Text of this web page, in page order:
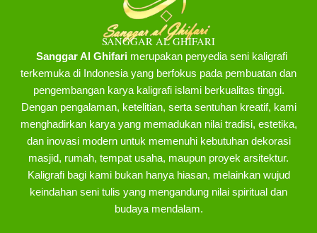
SANGGAR AL GHIFARI
Sanggar Al Ghifarimerupakan penyedia seni kaligrafi
terkemuka di Indonesia yang berfokus pada pembuatan dan
pengembangan karya kaligrafi islami berkualitas tinggi.
Dengan pengalaman, ketelitian, serta sentuhan kreatif, kami
menghadirkan karya yang memadukan nilai tradisi, estetika,
dan inovasi modern untuk memenuhi kebutuhan dekorasi
masjid, rumah, tempat usaha, maupun proyek arsitektur.
Kaligrafi bagi kami bukan hanya hiasan, melainkan wujud
keindahan seni tulis yang mengandung nilai spiritual dan
budaya mendalam.